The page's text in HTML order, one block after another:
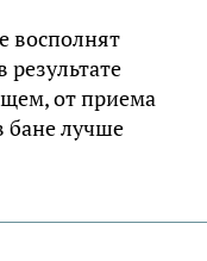
восполнят
от приема
бане лучше